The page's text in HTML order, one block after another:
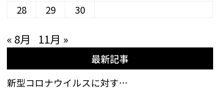
28
29 30
« 8月 11月 »
最新記事
新型コロナウイルスに対す…